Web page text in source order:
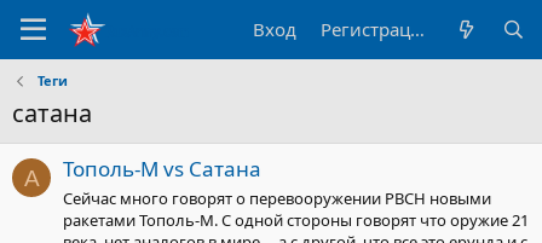
Вход Регистрация
Теги
сатана
A Тополь-М vs Сатана
Сейчас много говорят о перевооружении РВСН новыми
ракетами Тополь-М. С одной стороны говорят что оружие 21